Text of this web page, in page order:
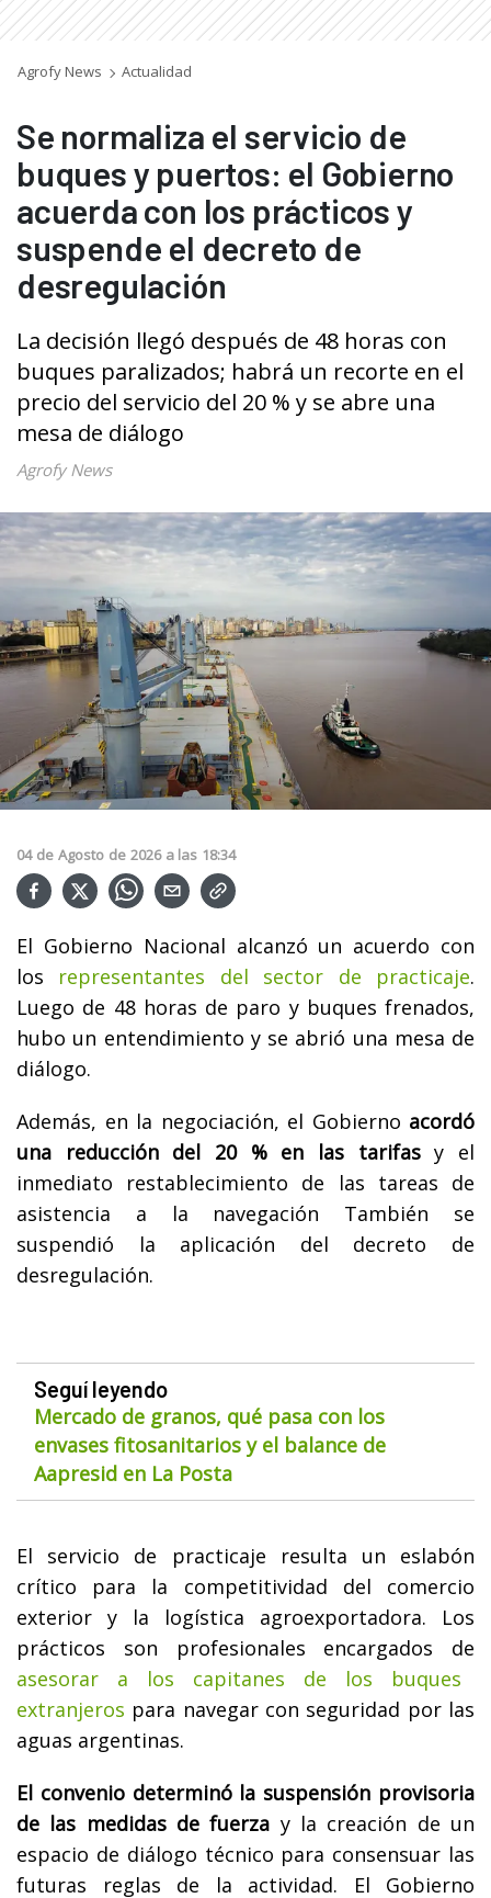
Agrofy News Actualidad
Se normaliza el servicio de
buques y puertos: el Gobierno
acuerda con los prácticos y
suspende el decreto de
desregulación
La decisión llegó después de 48 horas con
buques paralizados; habrá un recorte en el
precio del servicio del 20 % y se abre una
mesa de diálogo
Agrofy News
04 de Agosto de 2026 a las 18:34
El Gobierno Nacional alcanzó un acuerdo con
los representantes del sector de practicaje.
Luego de 48 horas de paro y buques frenados,
hubo un entendimiento y se abrió una mesa de
diálogo.
Además, en la negociación, el Gobierno acordó
una reducción del 20 % en las tarifasy el
inmediato restablecimiento de las tareas de
asistencia a la navegación También se
suspendió la aplicación del decreto de
desregulación.
Seguí leyendo
Mercado de granos, qué pasa con los
envases fitosanitarios y el balance de
Aapresid en La Posta
El servicio de practicaje resulta un eslabón
crítico para la competitividad del comercio
exterior y la logística agroexportadora. Los
prácticos son profesionales encargados de
asesorar a los capitanes de los buques
extranjeros para navegar con seguridad por las
aguas argentinas.
El convenio determinó la suspensión provisoria
de las medidas de fuerza y la creación de un
espacio de diálogo técnico para consensuar las
futuras reglas de la actividad. El Gobierno